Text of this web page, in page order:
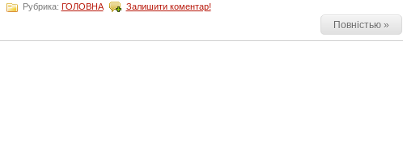
Рубрика: ГОЛОВНА Залишити коментар!
Повністью »